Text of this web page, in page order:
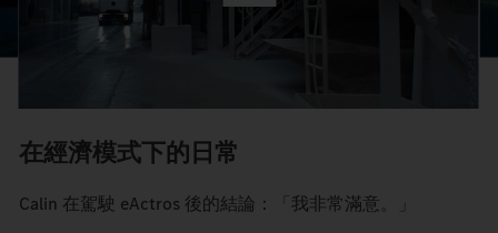
在經濟模式下的日常
Calin 在駕駛 eActros 後的結論：「我非常滿意。」